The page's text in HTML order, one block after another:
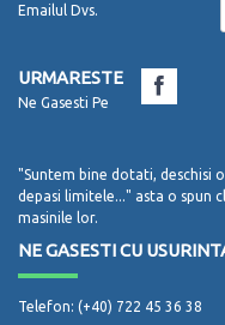
Emailul Dvs.
URMARESTE
Ne Gasesti Pe
"Suntem bine dotati, deschisi
depasi limitele..." asta o spun
masinile lor.
NE GASESTI CU
Telefon: (+40) 722 45 36 38